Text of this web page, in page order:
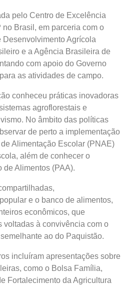
pelo Centro de Excelência
Brasil, em parceria com o
Desenvolvimento Agrícola
e a Agência Brasileira de
com apoio do Governo
as atividades de campo.
conheceu práticas inovadoras
agroflorestais e
No âmbito das políticas
de perto a implementação
Alimentação Escolar (PNAE)
além de conhecer o
de Alimentos (PAA).
e o banco de alimentos,
econômicos, que
voltadas à convivência com o
ao do Paquistão.
incluíram apresentações sobre
como o Bolsa Família,
Fortalecimento da Agricultura